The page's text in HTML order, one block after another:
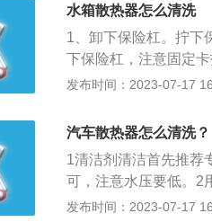
水箱散热器怎么清洗
1、卸下保险杠。拧下
下保险杠，注意固定
水箱的位置。如果水
箱。4、放出冷却液。
完，把小活栓复原。
冲洗完水箱后，如果
却液，把保险杠安装
的冷却液可以吸收缸
发布时间：2023-07-17
汽车散热器怎么清洗？
1清洁剂清洁首先推荐
可，注意水压要低。2
要离散热器大概二十
发布时间：2023-07-17